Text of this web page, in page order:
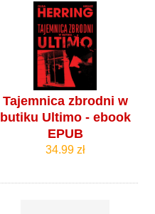
Tajemnica zbrodni w
butiku Ultimo - ebook
EPUB
34.99 zł